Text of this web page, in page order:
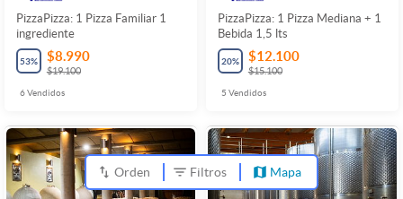
PizzaPizza: 1 Pizza Familiar 1
ingrediente
53% $8.990
$19.100
6Vendidos
PizzaPizza: 1 Pizza Mediana + 1
Bebida 1,5 lts
20% $12.100
$15.100
5 Vendidos
Orden Filtros Mapa